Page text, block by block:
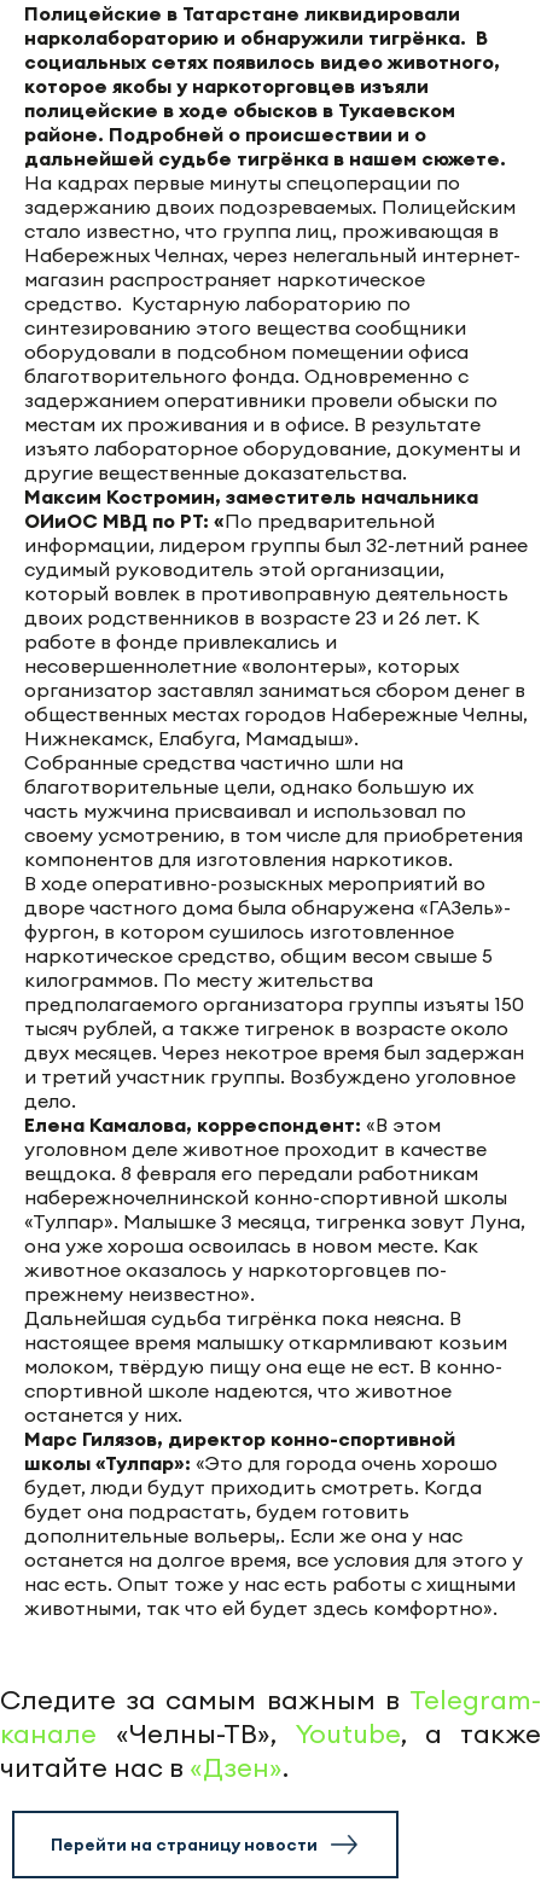
Полицейские в Татарстане ликвидировали
нарколабораторию и обнаружили тигрёнка. В
социальных сетях появилось видео животного,
которое якобы у наркоторговцев изъяли
полицейские в ходе обысков в Тукаевском
районе. Подробней о происшествии и о
дальнейшей судьбе тигрёнка в нашем сюжете.
На кадрах первые минуты спецоперации по
задержанию двоих подозреваемых. Полицейским
стало известно, что группа лиц, проживающая в
Набережных Челнах, через нелегальный интернет-
магазин распространяет наркотическое
средство. Кустарную лабораторию по
синтезированию этого вещества сообщники
оборудовали в подсобном помещении офиса
благотворительного фонда. Одновременно с
задержанием оперативники провели обыски по
местам их проживания и в офисе. В результате
изъято лабораторное оборудование, документы и
другие вещественные доказательства.
Максим Костромин, заместитель начальника
ОИиОС МВД по РТ: «По предварительной
информации, лидером группы был 32-летний ранее
судимый руководитель этой организации,
который вовлек в противоправную деятельность
двоих родственников в возрасте 23 и 26 лет. К
работе в фонде привлекались и
несовершеннолетние «волонтеры», которых
организатор заставлял заниматься сбором денег в
общественных местах городов Набережные Челны,
Нижнекамск, Елабуга, Мамадыш».
Собранные средства частично шли на
благотворительные цели, однако большую их
часть мужчина присваивал и использовал по
своему усмотрению, в том числе для приобретения
компонентов для изготовления наркотиков.
В ходе оперативно-розыскных мероприятий во
дворе частного дома была обнаружена «ГАЗель»-
фургон, в котором сушилось изготовленное
наркотическое средство, общим весом свыше 5
килограммов. По месту жительства
предполагаемого организатора группы изъяты 150
тысяч рублей, а также тигренок в возрасте около
двух месяцев. Через некотрое время был задержан
и третий участник группы. Возбуждено уголовное
дело.
Елена Камалова, корреспондент: «В этом
уголовном деле животное проходит в качестве
вещдока. 8 февраля его передали работникам
набережночелнинской конно-спортивной школы
«Тулпар». Малышке 3 месяца, тигренка зовут Луна,
она уже хороша освоилась в новом месте. Как
животное оказалось у наркоторговцев по-
прежнему неизвестно».
Дальнейшая судьба тигрёнка пока неясна. В
настоящее время малышку откармливают козьим
молоком, твёрдую пищу она еще не ест. В конно-
спортивной школе надеются, что животное
останется у них.
Марс Гилязов, директор конно-спортивной
школы «Тулпар»: «Это для города очень хорошо
будет, люди будут приходить смотреть. Когда
будет она подрастать, будем готовить
дополнительные вольеры,. Если же она у нас
останется на долгое время, все условия для этого у
нас есть. Опыт тоже у нас есть работы с хищными
животными, так что ей будет здесь комфортно».
Следите за самым важным в Telegram-
канале «Челны-ТВ», Youtube, а также
читайте нас в «Дзен».
Перейти на страницу новости